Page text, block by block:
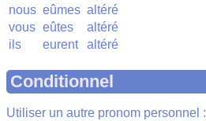
nous eûmes altéré
vous eûtes
altéré
ils
eurent altéré
Conditionnel
Utiliser un autre pronom personnel :